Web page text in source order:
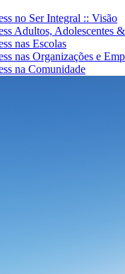
no Ser Integral :: Visão
Adultos, Adolescentes
nas Escolas
nas Organizações e
na Comunidade